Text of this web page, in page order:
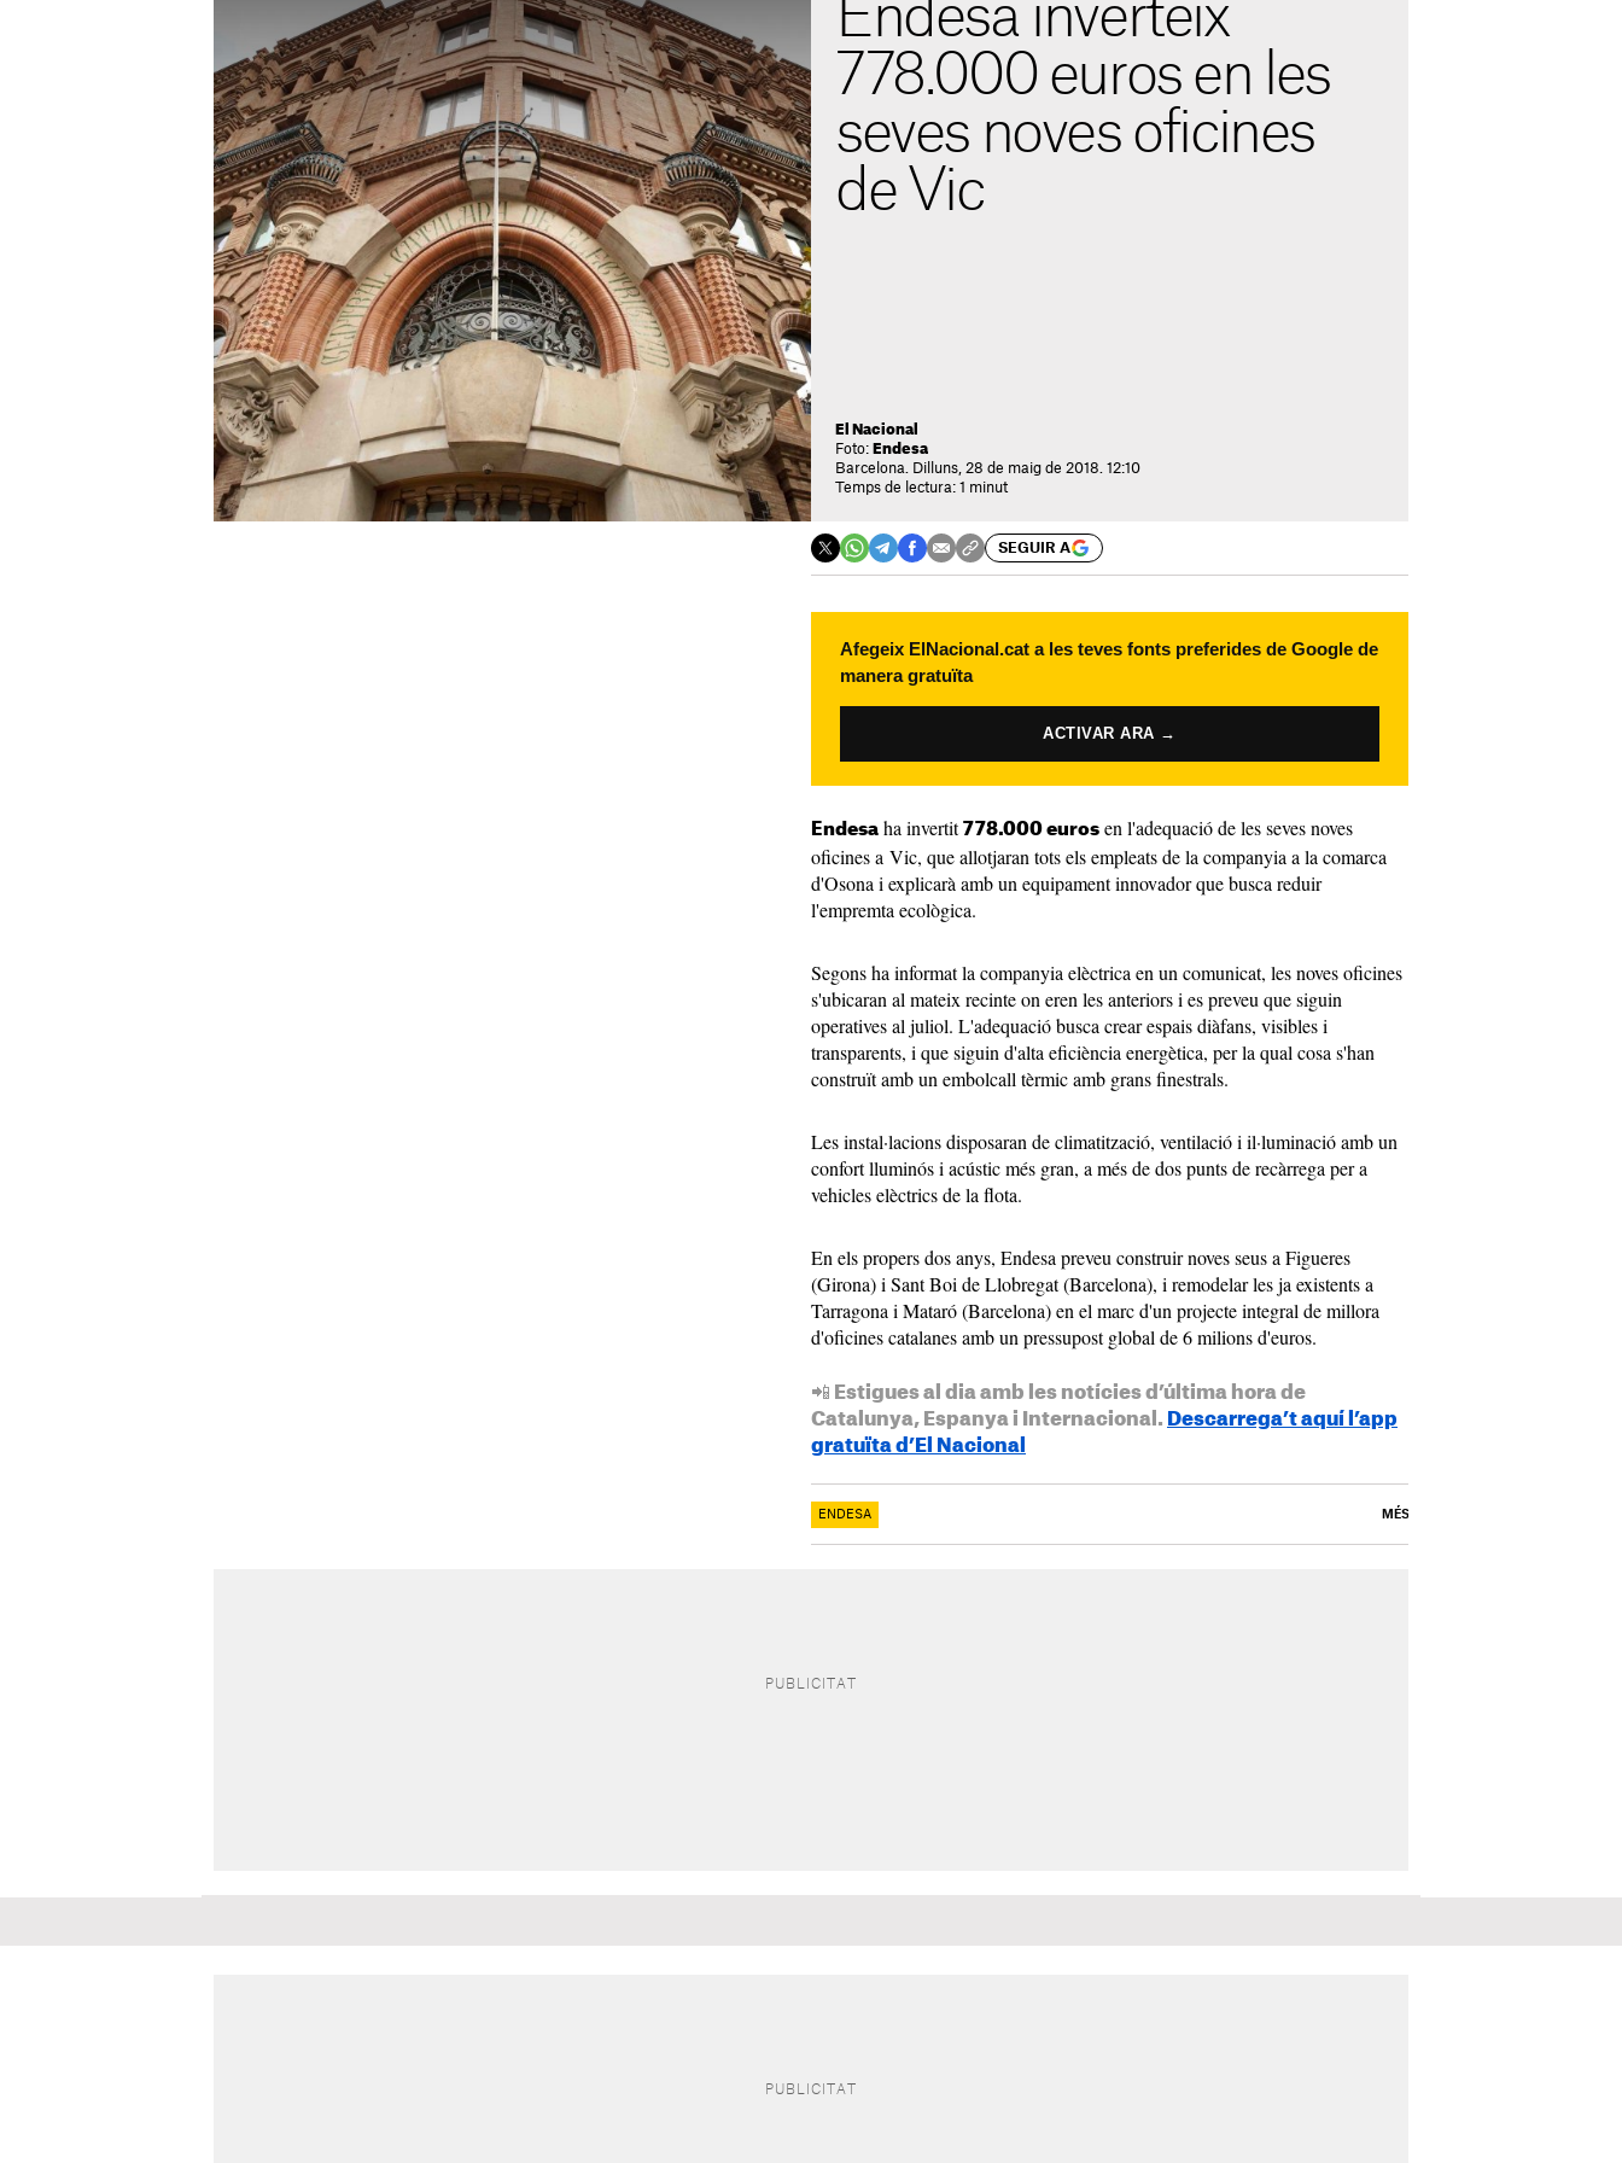
Endesa inverteix
778.000 euros en les
seves noves oficines
de Vic
El Nacional
Foto: Endesa
Barcelona. Dilluns, 28 de maig de 2018. 12:10
Temps de lectura: 1 minut
SEGUIR A
Afegeix ElNacional.cat a les teves fonts preferides de Google de
manera gratuïta
ACTIVAR ARA →
Endesa ha invertit 778.000 euros en l'adequació de les seves noves
oficines a Vic, que allotjaran tots els empleats de la companyia a la comarca
d'Osona i explicarà amb un equipament innovador que busca reduir
l'empremta ecològica.
Segons ha informat la companyia elèctrica en un comunicat, les noves oficines
s'ubicaran al mateix recinte on eren les anteriors i es preveu que siguin
operatives al juliol. L'adequació busca crear espais diàfans, visibles i
transparents, i que siguin d'alta eficiència energètica, per la qual cosa s'han
construït amb un embolcall tèrmic amb grans finestrals.
Les instal·lacions disposaran de climatització, ventilació i il·luminació amb un
confort lluminós i acústic més gran, a més de dos punts de recàrrega per a
vehicles elèctrics de la flota.
En els propers dos anys, Endesa preveu construir noves seus a Figueres
(Girona) i Sant Boi de Llobregat (Barcelona), i remodelar les ja existents a
Tarragona i Mataró (Barcelona) en el marc d'un projecte integral de millora
d'oficines catalanes amb un pressupost global de 6 milions d'euros.
📲 Estigues al dia amb les notícies d’última hora de
Catalunya, Espanya i Internacional. Descarrega’t aquí l’app
gratuïta d’El Nacional
ENDESA MÉS